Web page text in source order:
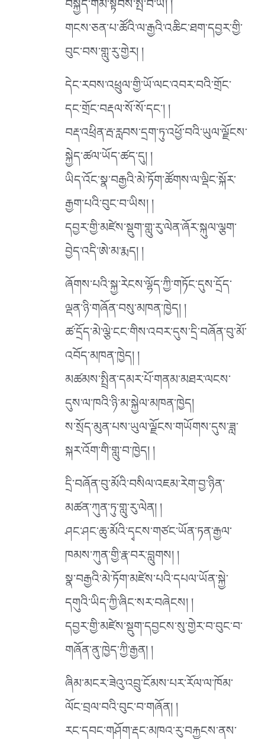
བསྐྱོད་གོམ་སྟབས་སྤོ་བ་ཡི། །
གངས་ཅན་པ་ཚོའི་ལ་རྒྱའི་འཆིང་ཐག་དབྱར་གྱི་
བུང་བས་གླུ་རུ་གྱེར། །
དེང་རབས་འཕྲུལ་གྱི་ཡོ་ལང་འབར་བའི་གྲོང་
དང་གྲོང་བརྡལ་སོ་སོ་དང༌། །
བརྡ་འཕྲིན་རྦ་རླབས་དྲག་ཏུ་འཕྱོ་བའི་ཡུལ་ལྗོངས་
སྐྱེད་ཚལ་ཡོད་ཚད་དུ། །
ཡིད་འོང་སྣ་བརྒྱའི་མེ་ཏོག་ཚོགས་ལ་ལྡིང་སྐོར་
རྒྱག་པའི་བུང་བ་ཡིས། །
དབྱར་གྱི་མཛེས་སྡུག་གླུ་རུ་ལེན་ཞོར་སྐུལ་ལྕག་
བྱེད་འདི་ཨེ་མ་རྨད། །
ཞོགས་པའི་སྐྱ་རེངས་ལྷོད་ཀྱི་གཏོང་དུས་དྲོད་
ལྡན་ཉི་གཞོན་བསུ་མཁན་ཁྱེད། །
ཚ་དྲོད་མེ་ལྕེ་ངང་གིས་འབར་དུས་དྲི་བཞོན་བུ་མོ་
འབོད་མཁན་ཁྱེད། །
མཚམས་སྤྲིན་དམར་པོ་གནམ་མཐར་ལངས་
དུས་ལ་ཁའི་ཉི་མ་སྐྱེལ་མཁན་ཁྱེད།
ས་སྲོད་མུན་པས་ཡུལ་ལྗོངས་གཡོགས་དུས་ཟླ་
སྐར་འོག་གི་གླུ་བ་ཁྱེད། །
དྲི་བཞོན་བུ་མོའི་བསིལ་འཇམ་རེག་བྱ་ཉིན་
མཚན་ཀུན་ཏུ་གླུ་རུ་ལེན། །
ཤང་ཤང་ཆུ་མོའི་དྭངས་གཙང་ཡོན་ཏན་རྒྱལ་
ཁམས་ཀུན་གྱི་རྣ་བར་བླུགས། །
སྣ་བརྒྱའི་མེ་ཏོག་མཛེས་པའི་དཔལ་ཡོན་སྐྱེ་
དགུའི་ཡིད་ཀྱི་ཞིང་སར་བཞེངས། །
དབྱར་གྱི་མཛེས་སྡུག་དབྱངས་སུ་གྱེར་བ་བུང་བ་
གཞོན་ནུ་ཁྱེད་ཀྱི་རྒྱན། །
ཞིམ་མངར་ཟེའུ་འབྲུ་ངོམས་པར་རོལ་ལ་ཁོམ་
ལོང་བྲལ་བའི་བུང་བ་གཞོན། །